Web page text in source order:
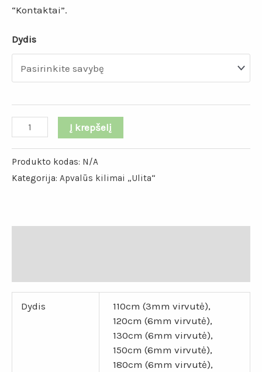
“Kontaktai”.
Dydis
Į krepšelį
Produkto kodas: N/A
Kategorija: Apvalūs kilimai „Ulita“
Dydis
110cm (3mm virvutė),
120cm (6mm virvutė),
130cm (6mm virvutė),
150cm (6mm virvutė),
180cm (6mm virvutė),